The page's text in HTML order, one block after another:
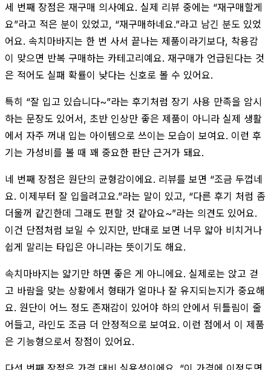
세 번째 장점은 재구매 의사예요. 실제 리뷰 중에는 “재구매할게
요”라고 적은 분이 있었고, “재구매하네요.”라고 남긴 분도 있었
어요. 속치마바지는 한 번 사서 끝나는 제품이라기보다, 착용감
이 맞으면 반복 구매하는 카테고리예요. 재구매가 언급된다는 것
은 적어도 실패 확률이 낮다는 신호로 볼 수 있어요.
특히 “잘 입고 있습니다~”라는 후기처럼 장기 사용 만족을 암시
하는 문장도 있어서, 초반 인상만 좋은 제품이 아니라 실제 생활
에서 자주 꺼내 입는 아이템으로 쓰이는 모습이 보여요. 이런 후
기는 가성비를 볼 때 꽤 중요한 판단 근거가 돼요.
네 번째 장점은 원단의 균형감이에요. 리뷰를 보면 “조금 두껍네
요. 이제부터 잘 입을려고요.”라는 말이 있고, “다른 후기 처럼 좀
더울꺼 같긴한데 그래도 편할 것 같아요~”라는 의견도 있어요.
이건 단점처럼 보일 수 있지만, 반대로 보면 너무 얇아 비치거나
쉽게 말리는 타입은 아니라는 뜻이기도 해요.
속치마바지는 얇기만 하면 좋은 게 아니에요. 실제로는 앉고 걷
고 바람을 맞는 상황에서 형태가 얼마나 잘 유지되는지가 중요해
요. 원단이 어느 정도 존재감이 있어야 하의 안에서 뒤틀림이 줄
어들고, 라인도 조금 더 안정적으로 보여요. 이런 점에서 이 제품
은 기능형으로서 장점이 있어요.